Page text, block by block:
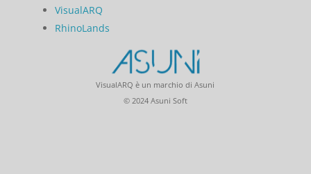
VisualARQ
RhinoLands
VisualARQ è un marchio di Asuni
© 2024 Asuni Soft